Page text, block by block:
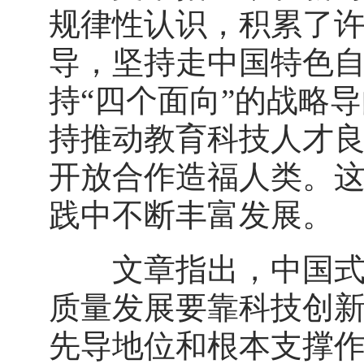
规律性认识，积累了
导，坚持走中国特色
持“四个面向”的战略
持推动教育科技人才
开放合作造福人类。
践中不断丰富发展。
文章指出，中国式
质量发展要靠科技创
先导地位和根本支撑